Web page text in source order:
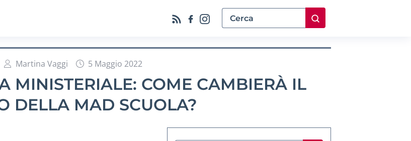
Martina Vaggi 5 Maggio 2022
MINISTERIALE: COME CAMBIERÀ IL
DELLA MAD SCUOLA?